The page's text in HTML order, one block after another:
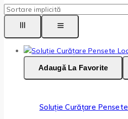
Adaugă La Favorite
Soluție Curățare